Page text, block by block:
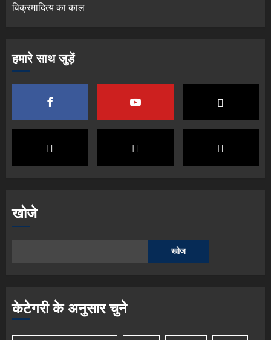
विक्रमादित्य का काल
हमारे साथ जुड़ें
खोजे
खोज
केटेगरी के अनुसार चुने